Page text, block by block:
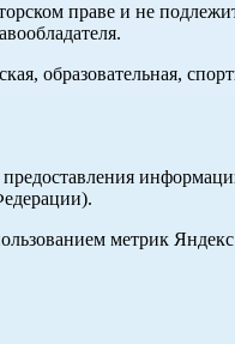
праве и не
метрик